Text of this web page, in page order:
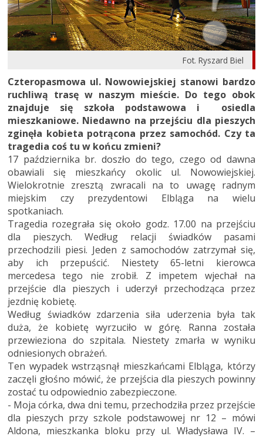
Fot. Ryszard Biel
Czteropasmowa ul. Nowowiejskiej stanowi bardzo
ruchliwą trasę w naszym mieście. Do tego obok
znajduje się szkoła podstawowa i osiedla
mieszkaniowe. Niedawno na przejściu dla pieszych
zginęła kobieta potrącona przez samochód. Czy ta
tragedia coś tu w końcu zmieni?
17 października br. doszło do tego, czego od dawna
obawiali się mieszkańcy okolic ul. Nowowiejskiej.
Wielokrotnie zresztą zwracali na to uwagę radnym
miejskim czy prezydentowi Elbląga na wielu
spotkaniach.
Tragedia rozegrała się około godz. 17.00 na przejściu
dla pieszych. Według relacji świadków pasami
przechodzili piesi. Jeden z samochodów zatrzymał się,
aby ich przepuścić. Niestety 65-letni kierowca
mercedesa tego nie zrobił. Z impetem wjechał na
przejście dla pieszych i uderzył przechodząca przez
jezdnię kobietę.
Według świadków zdarzenia siła uderzenia była tak
duża, że kobietę wyrzuciło w górę. Ranna została
przewieziona do szpitala. Niestety zmarła w wyniku
odniesionych obrażeń.
Ten wypadek wstrząsnął mieszkańcami Elbląga, którzy
zaczęli głośno mówić, że przejścia dla pieszych powinny
zostać tu odpowiednio zabezpieczone.
- Moja córka, dwa dni temu, przechodziła przez przejście
dla pieszych przy szkole podstawowej nr 12 – mówi
Aldona, mieszkanka bloku przy ul. Władysława IV. –